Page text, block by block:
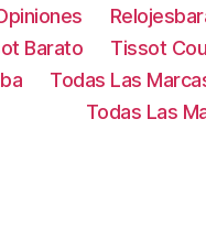
Barato Tissot
Todas Las
Todas Las